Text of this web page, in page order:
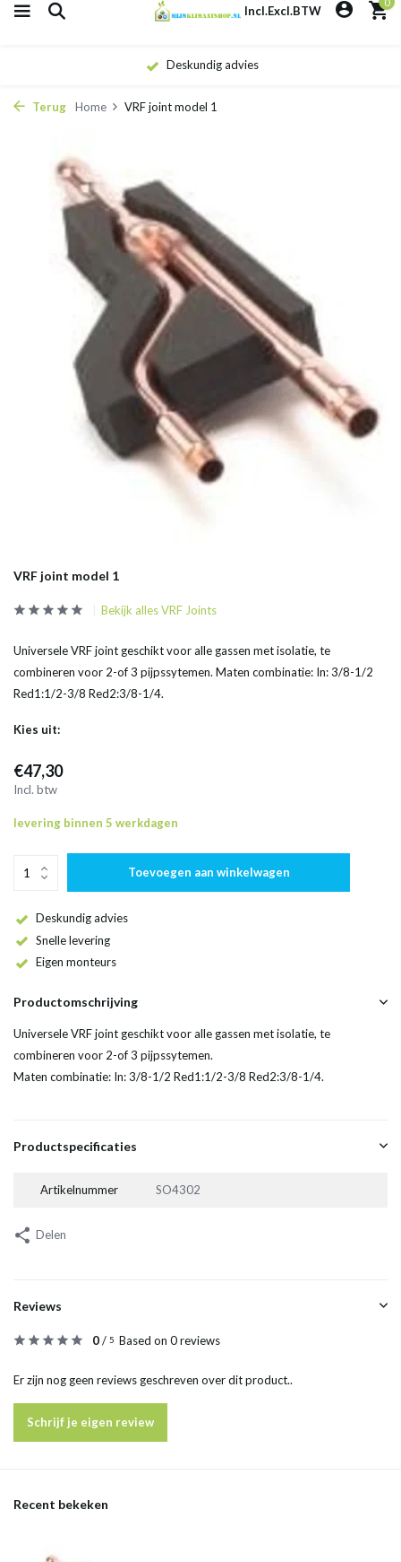
Incl.Excl.BTW
Deskundig advies
Terug Home VRF joint model 1
VRF joint model 1
Bekijk alles VRF Joints
Universele VRF joint geschikt voor alle gassen met isolatie, te
combineren voor 2-of 3 pijpssytemen. Maten combinatie: In: 3/8-1/2
Red1:1/2-3/8 Red2:3/8-1/4.
Kies uit:
€47,30
Incl. btw
levering binnen 5 werkdagen
Toevoegen aan winkelwagen
Deskundig advies
Snelle levering
Eigen monteurs
Productomschrijving
Universele VRF joint geschikt voor alle gassen met isolatie, te
combineren voor 2-of 3 pijpssytemen.
Maten combinatie: In: 3/8-1/2 Red1:1/2-3/8 Red2:3/8-1/4.
Productspecificaties
Artikelnummer SO4302
Delen
Reviews
0/ 5 Based on 0 reviews
Er zijn nog geen reviews geschreven over dit product..
Schrijf je eigen review
Recent bekeken